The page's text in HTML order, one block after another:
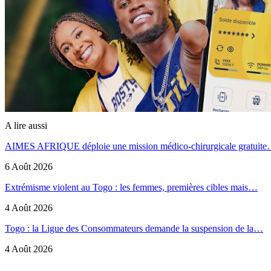
A lire aussi
AIMES AFRIQUE déploie une mission médico-chirurgicale
6 Août 2026
Extrémisme violent au Togo : les femmes, premières cibles mais…
4 Août 2026
Togo : la Ligue des Consommateurs demande la suspension de la…
4 Août 2026